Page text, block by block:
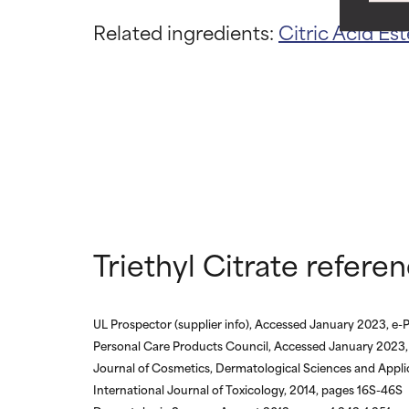
Related ingredients: Citric Acid
Triethyl Citrate
UL Prospector (supplier info), Accessed January 2023, e-
Personal Care Products Council, Accessed January
Journal of Cosmetics, Dermatological Sciences and
International Journal of Toxicology, 2014, pages 16S-46S
Può causare
di esaminare
Può causare
di esaminare